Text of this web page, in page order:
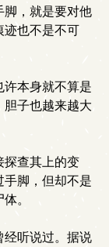
脚，就是要对他
迹也不是不可
许本身就不算是
胆子也越来越大
探查其上的变
手脚，但却不是
。
经听说过。据说